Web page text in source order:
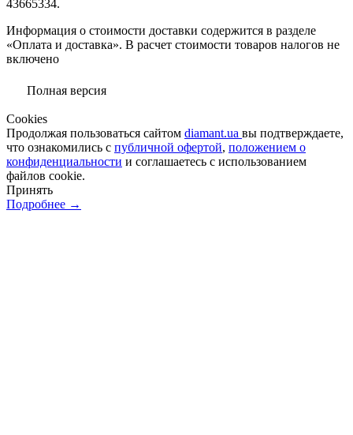
43665334.
Информация о стоимости доставки содержится в разделе
«Оплата и доставка». В расчет стоимости товаров налогов не
включено
Полная версия
Сookies
Продолжая пользоваться сайтом diamant.ua вы подтверждаете,
что ознакомились с публичной офертой, положением о
конфиденциальности и соглашаетесь с использованием
файлов cookie.
Принять
Подробнее →